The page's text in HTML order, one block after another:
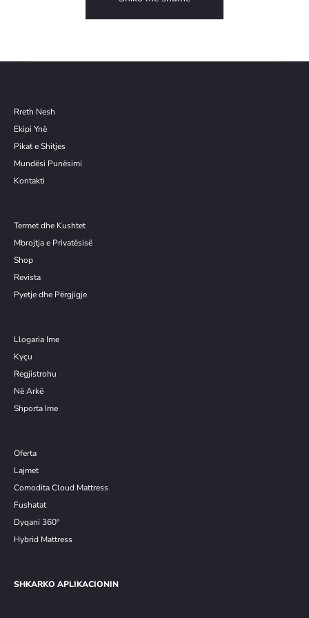
Rreth Nesh
Ekipi Ynë
Pikat e Shitjes
Mundësi Punësimi
Kontakti
Termet dhe Kushtet
Mbrojtja e Privatësisë
Shop
Revista
Pyetje dhe Përgjigje
Llogaria Ime
Kyçu
Regjistrohu
Në Arkë
Shporta Ime
Oferta
Lajmet
Comodita Cloud Mattress
Fushatat
Dyqani 360°
Hybrid Mattress
SHKARKO APLIKACIONIN